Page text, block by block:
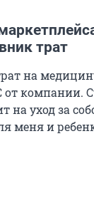
трат
на
компании.
на уход за
меня и